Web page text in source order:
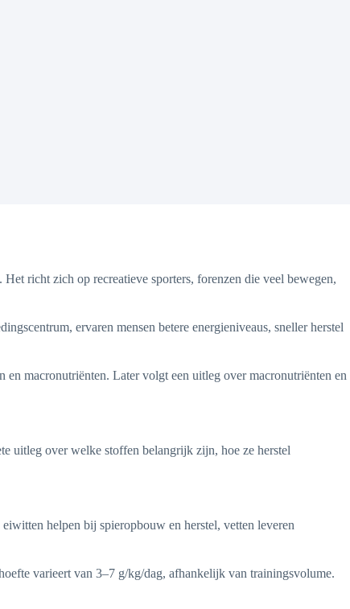
richt zich op recreatieve sporters, forenzen die veel bewegen,
ervaren mensen betere energieniveaus, sneller herstel
macronutriënten. Later volgt een uitleg over macronutriënten en
uitleg over welke stoffen belangrijk zijn, hoe ze herstel
helpen bij spieropbouw en herstel, vetten leveren
varieert van 3–7 g/kg/dag, afhankelijk van trainingsvolume.